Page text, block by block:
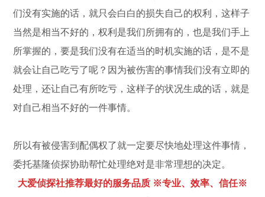
们没有实施的话，就只会白白的损失自己的权利，这样子
当然是相当不好的，权利是我们所拥有的，也是我们手上
所掌握的，要是我们没有在适当的时机实施的话，是不是
就会让自己吃亏了呢？因为被伤害的事情我们没有立即的
处理，还让自己有所吃亏，这样子的状况生成的话，就是
对自己相当不好的一件事情。
所以有被侵害到配偶权了就一定要尽快地处理这件事情，
委托基隆侦探协助帮忙处理绝对是非常理想的决定。
大爱侦探社推荐最好的服务品质 ※专业、效率、信任※